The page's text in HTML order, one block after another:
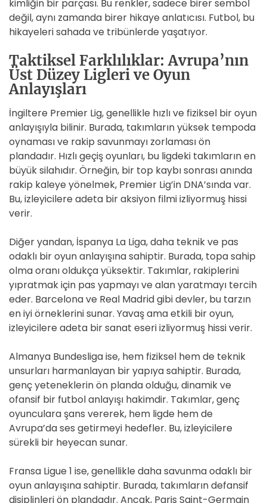
kimliğin bir parçası. Bu renkler, sadece birer sembol
değil, aynı zamanda birer hikaye anlatıcısı. Futbol, bu
hikayeleri sahada ve tribünlerde yaşatıyor.
Taktiksel Farklılıklar: Avrupa’nın
Üst Düzey Ligleri ve Oyun
Anlayışları
İngiltere Premier Lig, genellikle hızlı ve fiziksel bir oyun
anlayışıyla bilinir. Burada, takımların yüksek tempoda
oynaması ve rakip savunmayı zorlaması ön
plandadır. Hızlı geçiş oyunları, bu ligdeki takımların en
büyük silahıdır. Örneğin, bir top kaybı sonrası anında
rakip kaleye yönelmek, Premier Lig’in DNA’sında var.
Bu, izleyicilere adeta bir aksiyon filmi izliyormuş hissi
verir.
Diğer yandan, İspanya La Liga, daha teknik ve pas
odaklı bir oyun anlayışına sahiptir. Burada, topa sahip
olma oranı oldukça yüksektir. Takımlar, rakiplerini
yıpratmak için pas yapmayı ve alan yaratmayı tercih
eder. Barcelona ve Real Madrid gibi devler, bu tarzın
en iyi örneklerini sunar. Yavaş ama etkili bir oyun,
izleyicilere adeta bir sanat eseri izliyormuş hissi verir.
Almanya Bundesliga ise, hem fiziksel hem de teknik
unsurları harmanlayan bir yapıya sahiptir. Burada,
genç yeteneklerin ön planda olduğu, dinamik ve
ofansif bir futbol anlayışı hakimdir. Takımlar, genç
oyunculara şans vererek, hem ligde hem de
Avrupa’da ses getirmeyi hedefler. Bu, izleyicilere
sürekli bir heyecan sunar.
Fransa Ligue 1 ise, genellikle daha savunma odaklı bir
oyun anlayışına sahiptir. Burada, takımların defansif
disiplinleri ön plandadır. Ancak, Paris Saint-Germain